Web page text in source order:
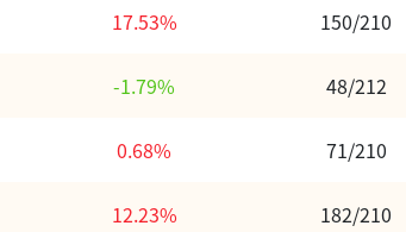
17.53% 150/210
-1.79% 48/212
0.68% 71/210
12.23% 182/210